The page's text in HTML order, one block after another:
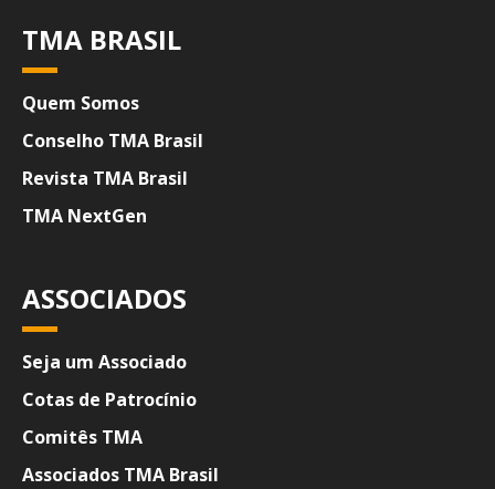
TMA BRASIL
Quem Somos
Conselho TMA Brasil
Revista TMA Brasil
TMA NextGen
ASSOCIADOS
Seja um Associado
Cotas de Patrocínio
Comitês TMA
Associados TMA Brasil